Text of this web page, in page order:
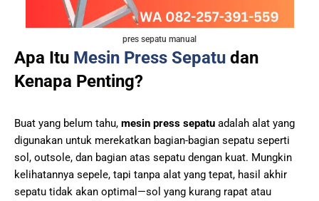
pres sepatu manual
Apa Itu Mesin Press Sepatu dan
Kenapa Penting?
Buat yang belum tahu, mesin press sepatu adalah alat yang
digunakan untuk merekatkan bagian-bagian sepatu seperti
sol, outsole, dan bagian atas sepatu dengan kuat. Mungkin
kelihatannya sepele, tapi tanpa alat yang tepat, hasil akhir
sepatu tidak akan optimal—sol yang kurang rapat atau